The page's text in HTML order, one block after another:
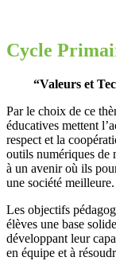
Cycle
“Valeurs et
Par le choix de ce
éducatives mettent
respect et la
outils numériques de
à un avenir où ils
une société meilleure.
Les objectifs
élèves une base
développant leur
en équipe et à